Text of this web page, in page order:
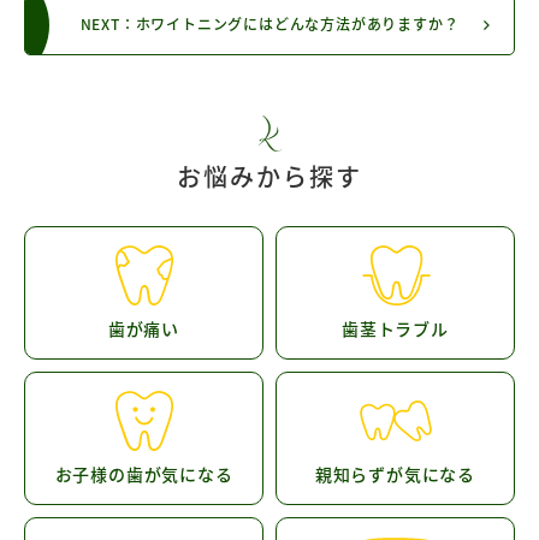
NEXT：ホワイトニングにはどんな方法がありますか？
お悩みから探す
歯が痛い 歯茎トラブル
お子様の歯が気になる 親知らずが気になる